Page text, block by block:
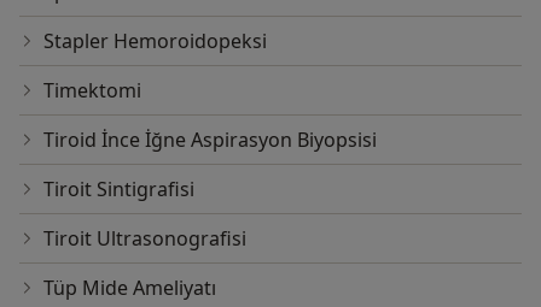
Stapler Hemoroidopeksi
Timektomi
Tiroid İnce İğne Aspirasyon Biyopsisi
Tiroit Sintigrafisi
Tiroit Ultrasonografisi
Tüp Mide Ameliyatı